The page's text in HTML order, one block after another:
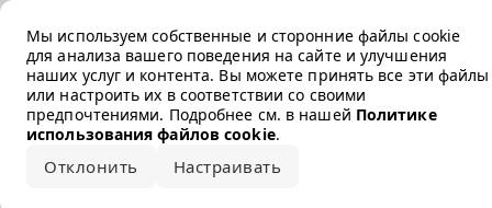
Мы используем собственные и сторонние файлы cookie
для анализа вашего поведения на сайте и улучшения
наших услуг и контента. Вы можете принять все эти файлы
или настроить их в соответствии со своими
предпочтениями. Подробнее см. в нашей Политике
использования файлов cookie.
Отклонить Настраивать
Error loading the brand